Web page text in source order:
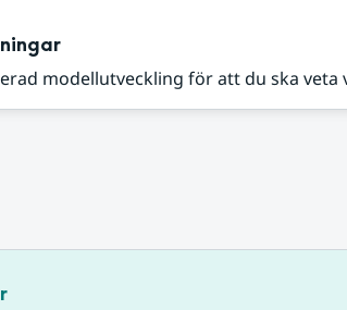
modellutveckling för att du ska veta